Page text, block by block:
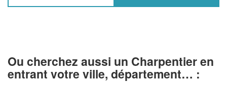
Ou cherchez aussi un Charpentier en
entrant votre ville, département… :